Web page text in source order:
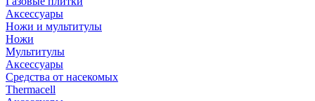
Аксессуары
Ножи и мультитулы
Ножи
Мультитулы
Аксессуары
Средства от насекомых
Thermacell